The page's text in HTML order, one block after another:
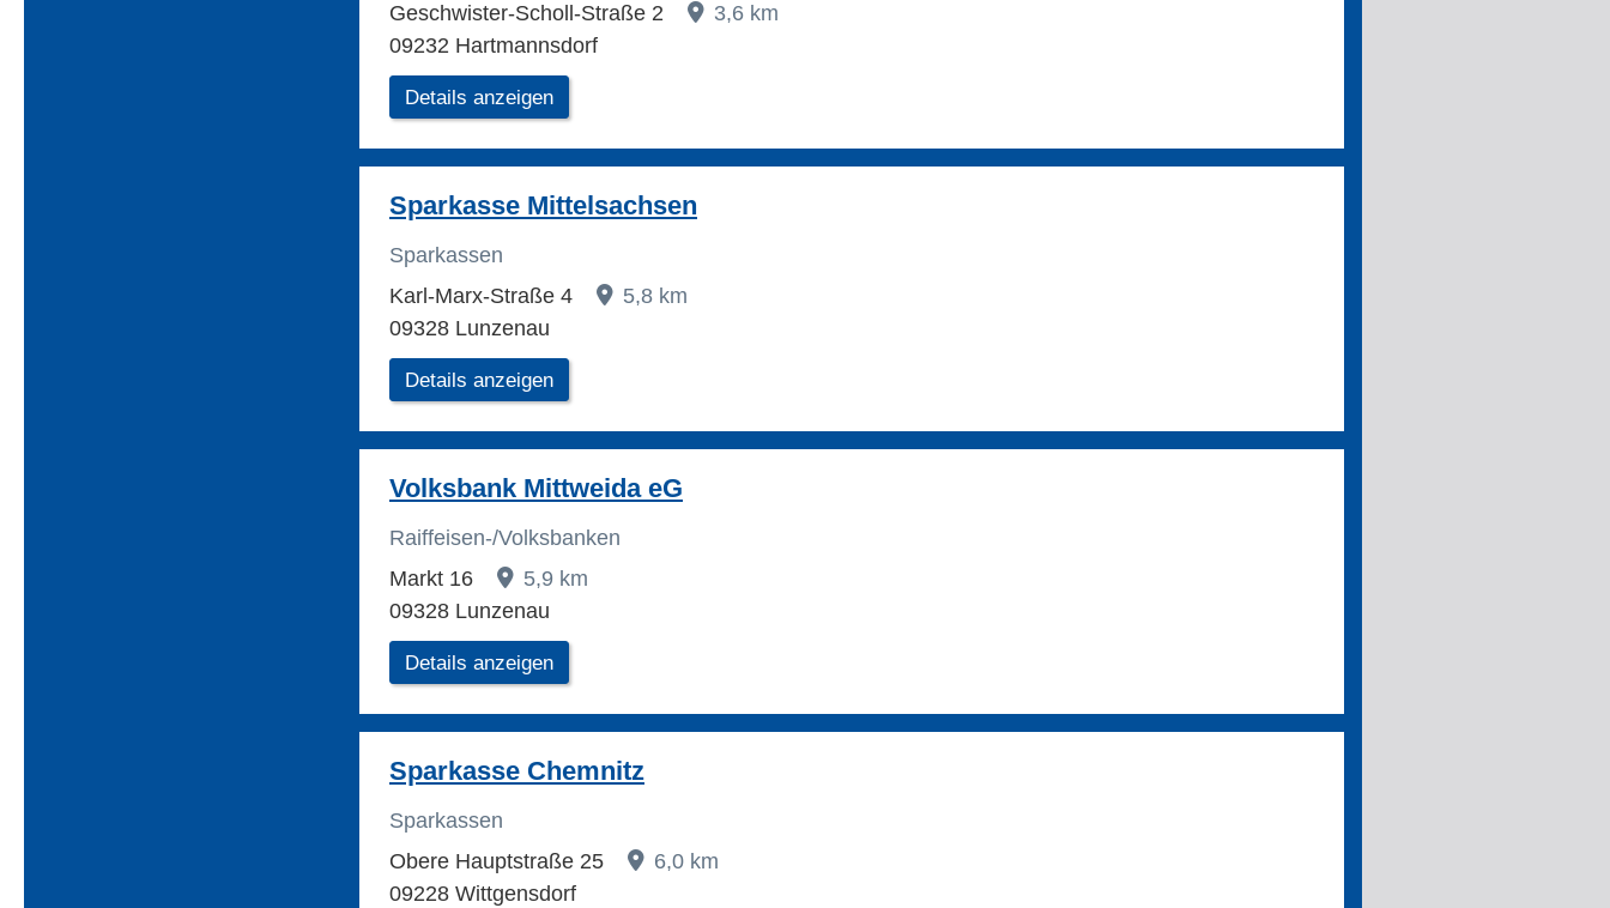
Geschwister-Scholl-Straße 2
3,6 km
09232 Hartmannsdorf
Details anzeigen
Sparkasse Mittelsachsen
Sparkassen
Karl-Marx-Straße 4
5,8 km
09328 Lunzenau
Details anzeigen
Volksbank Mittweida eG
Raiffeisen-/Volksbanken
Markt 16
5,9 km
09328 Lunzenau
Details anzeigen
Sparkasse Chemnitz
Sparkassen
Obere Hauptstraße 25
6,0 km
09228 Wittgensdorf